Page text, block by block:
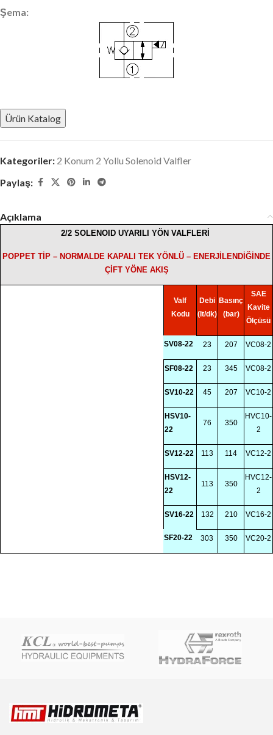
Şema:
Ürün Katalog
Kategoriler: 2 Konum 2 Yollu Solenoid Valfler
Paylaş:
Açıklama
2/2 SOLENOID UYARILI YÖN VALFLERİ
POPPET TİP – NORMALDE KAPALI TEK YÖNLÜ – ENERJİLENDİĞİNDE
ÇİFT YÖNE AKIŞ
Valf
Kodu
Debi
(lt/dk)
Basınç
(bar)
SAE
Kavite
Ölçüsü
SV08-22 23 207 VC08-2
SF08-22 23 345 VC08-2
SV10-22 45 207 VC10-2
HSV10-
22
76 350
HVC10-
2
SV12-22 113 114 VC12-2
HSV12-
22
113 350
HVC12-
2
SV16-22 132 210 VC16-2
SF20-22 303 350 VC20-2